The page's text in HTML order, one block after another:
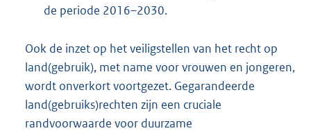
de periode 2016–2030.
Ook de inzet op het veiligstellen van het recht op
land(gebruik), met name voor vrouwen en jongeren,
wordt onverkort voortgezet. Gegarandeerde
land(gebruiks)rechten zijn een cruciale
randvoorwaarde voor duurzame